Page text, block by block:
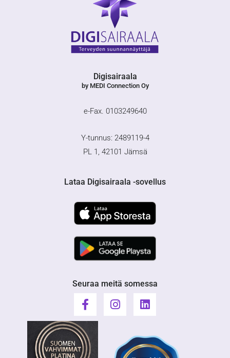
Digisairaala
by MEDI Connection Oy
e-Fax. 0103249640
Y-tunnus: 2489119-4
PL 1, 42101 Jämsä
Lataa Digisairaala -sovellus
Seuraa meitä somessa